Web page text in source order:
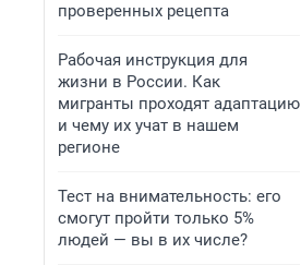
проверенных рецепта
Рабочая инструкция для
жизни в России. Как
мигранты проходят адаптацию
и чему их учат в нашем
регионе
Тест на внимательность: его
смогут пройти только 5%
людей — вы в их числе?